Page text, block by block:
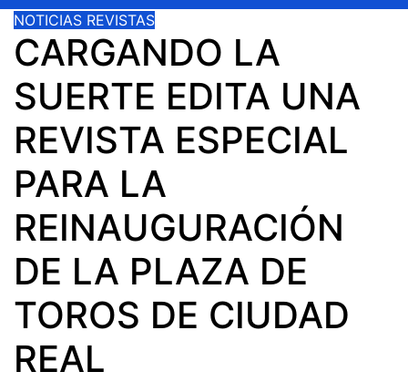
NOTICIAS REVISTAS
CARGANDO LA
SUERTE EDITA UNA
REVISTA ESPECIAL
PARA LA
REINAUGURACIÓN
DE LA PLAZA DE
TOROS DE CIUDAD
REAL